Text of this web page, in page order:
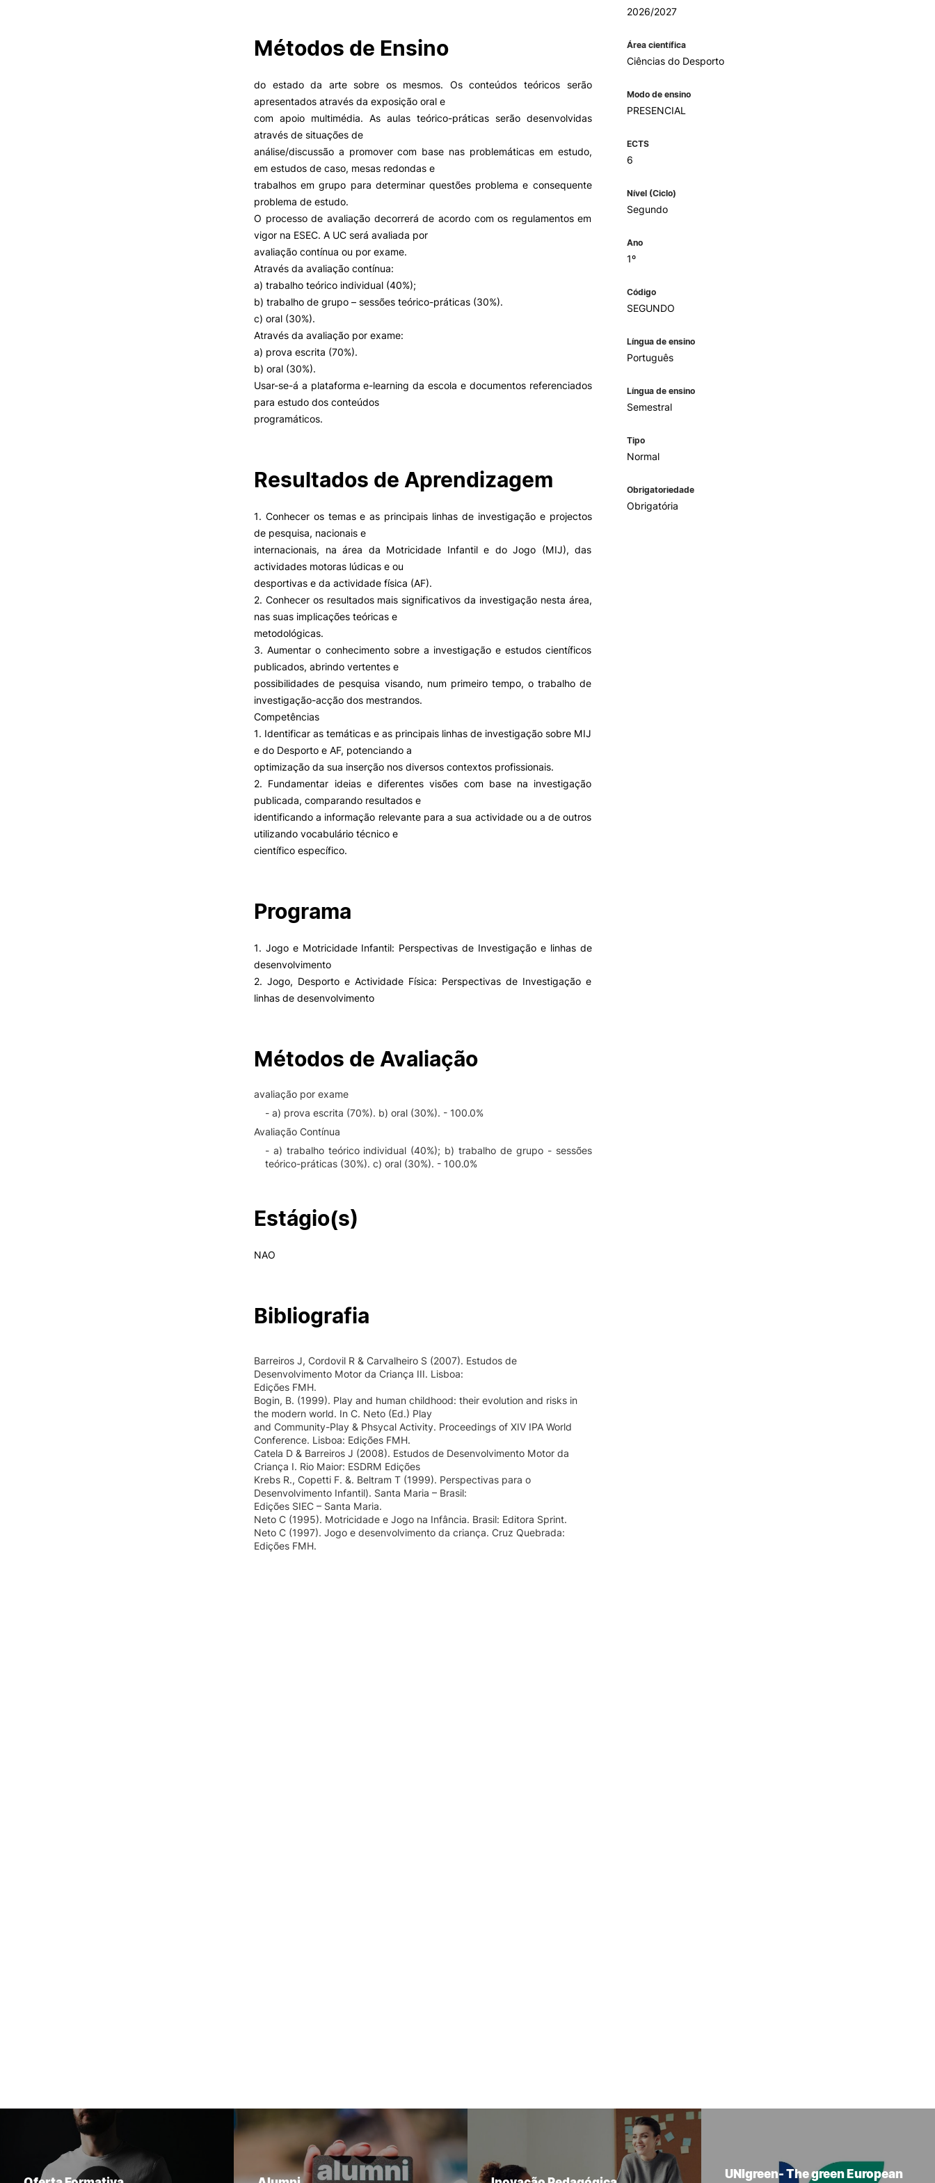
Razões para escolher o IPC
Tunas Académicas
Informações Úteis
II&D E EMPRESAS
INOPOL Academia de
Empreendedorismo
i2A - Instituto de Investigação
Produção Científica
Coimbra iTEC
Apresentação SAS UPCoimbra
Gabinete de Apoio ao Estudante
– GAE
Alojamento
Saúde & Bem-Estar
Projetos
Missão e objetivos
Podcast “Quintas Académicas
com Alumni”
Cartão Alumni
PROJETOS PRR
Impulso Jovens STEAM e
Acessibilidades
Farm4Future
Oferta Formativa Geral
Métodos de Ensino
do estado da arte sobre os mesmos. Os conteúdos teóricos serão
apresentados através da exposição oral e
com apoio multimédia. As aulas teórico-práticas serão desenvolvidas
através de situações de
análise/discussão a promover com base nas problemáticas em estudo,
em estudos de caso, mesas redondas e
trabalhos em grupo para determinar questões problema e consequente
problema de estudo.
O processo de avaliação decorrerá de acordo com os regulamentos em
vigor na ESEC. A UC será avaliada por
avaliação contínua ou por exame.
Através da avaliação contínua:
a) trabalho teórico individual (40%);
b) trabalho de grupo – sessões teórico-práticas (30%).
c) oral (30%).
Através da avaliação por exame:
a) prova escrita (70%).
b) oral (30%).
Usar-se-á a plataforma e-learning da escola e documentos referenciados
para estudo dos conteúdos
programáticos.
Resultados de Aprendizagem
1. Conhecer os temas e as principais linhas de investigação e projectos
de pesquisa, nacionais e
internacionais, na área da Motricidade Infantil e do Jogo (MIJ), das
actividades motoras lúdicas e ou
desportivas e da actividade física (AF).
2. Conhecer os resultados mais significativos da investigação nesta área,
nas suas implicações teóricas e
metodológicas.
3. Aumentar o conhecimento sobre a investigação e estudos científicos
publicados, abrindo vertentes e
possibilidades de pesquisa visando, num primeiro tempo, o trabalho de
investigação-acção dos mestrandos.
Competências
1. Identificar as temáticas e as principais linhas de investigação sobre MIJ
e do Desporto e AF, potenciando a
optimização da sua inserção nos diversos contextos profissionais.
2. Fundamentar ideias e diferentes visões com base na investigação
publicada, comparando resultados e
identificando a informação relevante para a sua actividade ou a de outros
utilizando vocabulário técnico e
científico específico.
Programa
1. Jogo e Motricidade Infantil: Perspectivas de Investigação e linhas de
desenvolvimento
2. Jogo, Desporto e Actividade Física: Perspectivas de Investigação e
linhas de desenvolvimento
Métodos de Avaliação
avaliação por exame
- a) prova escrita (70%). b) oral (30%). - 100.0%
Avaliação Contínua
- a) trabalho teórico individual (40%); b) trabalho de grupo - sessões
teórico-práticas (30%). c) oral (30%). - 100.0%
Estágio(s)
NAO
Bibliografia
Barreiros J, Cordovil R & Carvalheiro S (2007). Estudos de
Desenvolvimento Motor da Criança III. Lisboa:
Edições FMH.
Bogin, B. (1999). Play and human childhood: their evolution and risks in
the modern world. In C. Neto (Ed.) Play
and Community-Play & Phsycal Activity. Proceedings of XIV IPA World
Conference. Lisboa: Edições FMH.
Catela D & Barreiros J (2008). Estudos de Desenvolvimento Motor da
Criança I. Rio Maior: ESDRM Edições
Krebs R., Copetti F. &. Beltram T (1999). Perspectivas para o
Desenvolvimento Infantil). Santa Maria – Brasil:
Edições SIEC – Santa Maria.
Neto C (1995). Motricidade e Jogo na Infância. Brasil: Editora Sprint.
Neto C (1997). Jogo e desenvolvimento da criança. Cruz Quebrada:
Edições FMH.
2026/2027
Área científica
Ciências do Desporto
Modo de ensino
PRESENCIAL
ECTS
6
Nível (Ciclo)
Segundo
Ano
1º
Código
SEGUNDO
Língua de ensino
Português
Língua de ensino
Semestral
Tipo
Normal
Obrigatoriedade
Obrigatória
UNIgreen- The green European